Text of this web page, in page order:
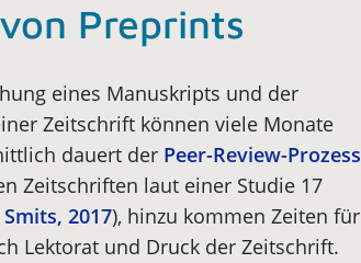
Preprints
eines Manuskripts und der
Zeitschrift können viele Monate
dauert der Peer-Review-Prozess
Zeitschriften laut einer Studie 17
2017), hinzu kommen Zeiten für
Lektorat und Druck der Zeitschrift.